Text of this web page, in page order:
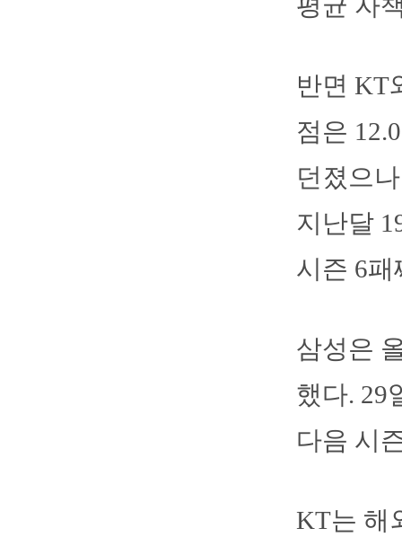
반면 KT
점은
던졌으
지난달
시즌 6패
삼성은
했다. 29
다음 시
KT는 해